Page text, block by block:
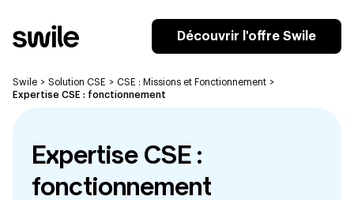
Découvrir l'offre Swile
Swile > Solution CSE > CSE : Missions et Fonctionnement >
Expertise CSE : fonctionnement
Expertise CSE :
fonctionnement